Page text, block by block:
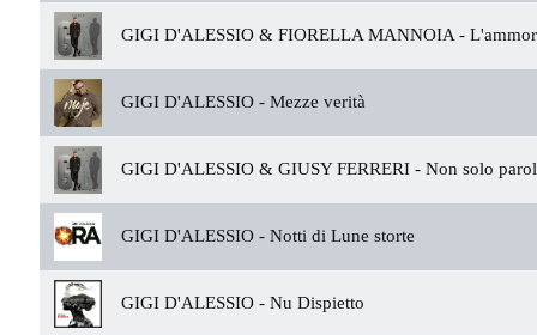
GIGI D'ALESSIO & FIORELLA MANNOIA -
GIGI D'ALESSIO - Mezze verità
GIGI D'ALESSIO & GIUSY FERRERI - Non solo
GIGI D'ALESSIO - Notti di Lune storte
GIGI D'ALESSIO - Nu Dispietto